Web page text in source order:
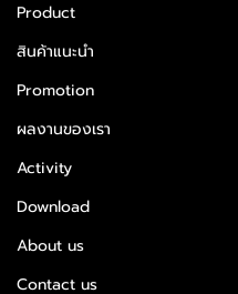
Product
สินค้าแนะนำ
Promotion
ผลงานของเรา
Activity
Download
About us
Contact us